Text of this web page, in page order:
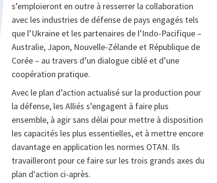
s’emploieront en outre à resserrer la collaboration
avec les industries de défense de pays engagés tels
que l’Ukraine et les partenaires de l’Indo-Pacifique –
Australie, Japon, Nouvelle-Zélande et République de
Corée – au travers d’un dialogue ciblé et d’une
coopération pratique.
Avec le plan d’action actualisé sur la production pour
la défense, les Alliés s’engagent à faire plus
ensemble, à agir sans délai pour mettre à disposition
les capacités les plus essentielles, et à mettre encore
davantage en application les normes OTAN. Ils
travailleront pour ce faire sur les trois grands axes du
plan d'action ci-après.